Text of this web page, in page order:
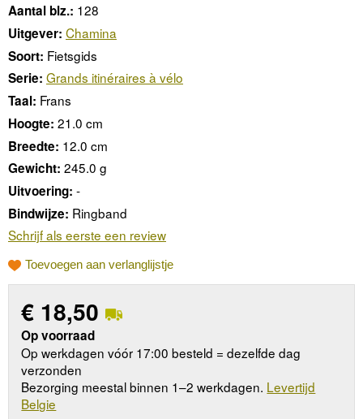
Aantal blz.: 128
Uitgever: Chamina
Soort: Fietsgids
Serie: Grands itinéraires à vélo
Taal: Frans
Hoogte: 21.0 cm
Breedte: 12.0 cm
Gewicht: 245.0 g
Uitvoering: -
Bindwijze: Ringband
Schrijf als eerste een review
Toevoegen aan verlanglijstje
€ 18,50
Op voorraad
Op werkdagen vóór 17:00 besteld = dezelfde dag
verzonden
Bezorging meestal binnen 1–2 werkdagen. Levertijd
Belgie